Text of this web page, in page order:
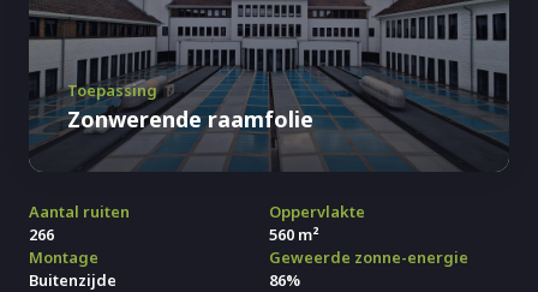
Toepassing
Zonwerende raamfolie
Aantal ruiten
266
Oppervlakte
560 m²
Montage
Buitenzijde
Geweerde zonne-energie
86%